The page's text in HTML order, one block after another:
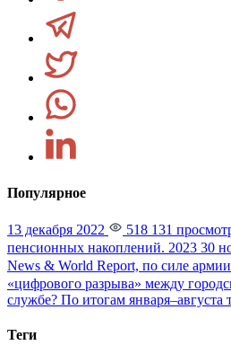
Популярное
13 декабря 2022 518 131
пенсионных накоплений. 2023 30
News & World Report, по силе
«цифрового разрыва» между
службе? По итогам
Теги